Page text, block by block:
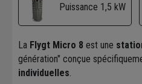
Puissance 1,5 kW
La Flygt Micro 8 est une
génération" conçue
individuelles.